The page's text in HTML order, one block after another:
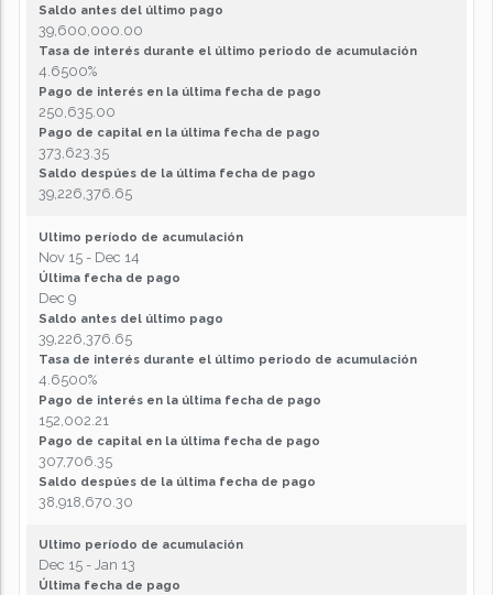
Saldo antes del último pago
39,600,000.00
Tasa de interés durante el último periodo de acumulación
4.6500%
Pago de interés en la última fecha de pago
250,635.00
Pago de capital en la última fecha de pago
373,623.35
Saldo despúes de la última fecha de pago
39,226,376.65
Ultimo período de acumulación
Nov 15 - Dec 14
Última fecha de pago
Dec 9
Saldo antes del último pago
39,226,376.65
Tasa de interés durante el último periodo de acumulación
4.6500%
Pago de interés en la última fecha de pago
152,002.21
Pago de capital en la última fecha de pago
307,706.35
Saldo despúes de la última fecha de pago
38,918,670.30
Ultimo período de acumulación
Dec 15 - Jan 13
Última fecha de pago